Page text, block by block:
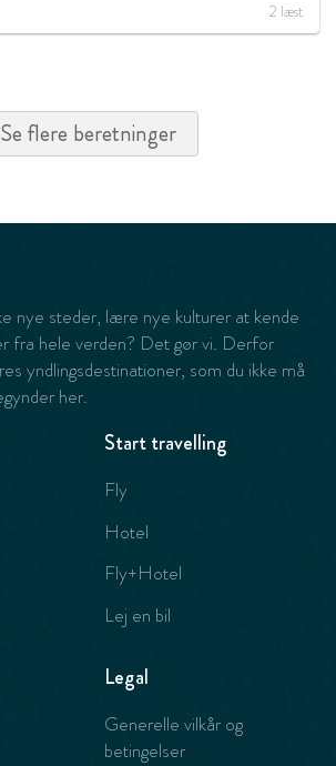
2 læst
Se flere beretninger
nye steder, lære nye kulturer at kende
fra hele verden? Det gør vi. Derfor
yndlingsdestinationer, som du ikke må
her.
Start travelling
Fly
Hotel
Fly+Hotel
Lej en bil
Legal
Generelle vilkår og
betingelser